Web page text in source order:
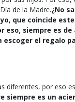
de la Madre.¿No
que coincide
eso, siempre es
escoger el regalo
diferentes, por eso
siempre es un